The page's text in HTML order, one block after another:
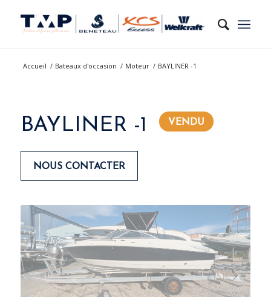
Accueil / Bateaux d'occasion / Moteur / BAYLINER -1
BAYLINER -1
NOUS CONTACTER